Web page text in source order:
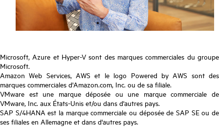
Microsoft, Azure et Hyper-V sont des marques commerciales du groupe
Microsoft.
Amazon Web Services, AWS et le logo Powered by AWS sont des
marques commerciales d'Amazon.com, Inc. ou de sa filiale.
VMware est une marque déposée ou une marque commerciale de
VMware, Inc. aux États-Unis et/ou dans d'autres pays.
SAP S/4HANA est la marque commerciale ou déposée de SAP SE ou de
ses filiales en Allemagne et dans d'autres pays.